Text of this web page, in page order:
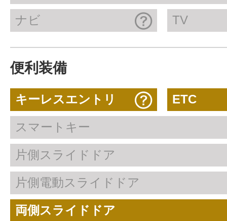
ナビ TV
便利装備
キーレスエントリ ETC
スマートキー
片側スライドドア
片側電動スライドドア
両側スライドドア